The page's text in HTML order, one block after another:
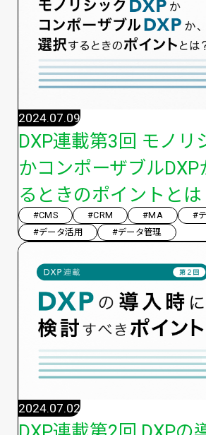
DXP連載第3回 モノリ
かコンポーザブルDXP
るときのポイントとは
2024.07.09
#CMS #CRM #MA
#
#データ活用
#データ管理
2024.07.02